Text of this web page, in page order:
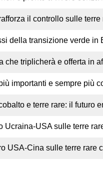
il controllo sulle
della transizione verde in
che triplicherà e offerta in
importanti e sempre più
e terre rare: il futuro
Ucraina-USA sulle terre
USA-Cina sulle terre rare